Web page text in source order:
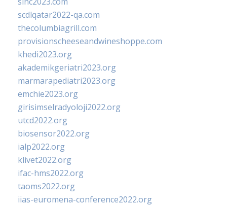
scdlqatar2022-qa.com
thecolumbiagrill.com
provisionscheeseandwineshoppe.com
khedi2023.org
akademikgeriatri2023.org
marmarapediatri2023.org
emchie2023.org
girisimselradyoloji2022.org
utcd2022.org
biosensor2022.org
ialp2022.org
klivet2022.org
ifac-hms2022.org
taoms2022.org
iias-euromena-conference2022.org